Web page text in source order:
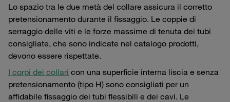
Lo spazio tra le due metà del collare assicura il corretto
pretensionamento durante il fissaggio. Le coppie di
serraggio delle viti e le forze massime di tenuta dei tubi
consigliate, che sono indicate nel catalogo prodotti,
devono essere rispettate.
I corpi dei collari con una superficie interna liscia e senza
pretensionamento (tipo H) sono consigliati per un
affidabile fissaggio dei tubi flessibili e dei cavi. Le